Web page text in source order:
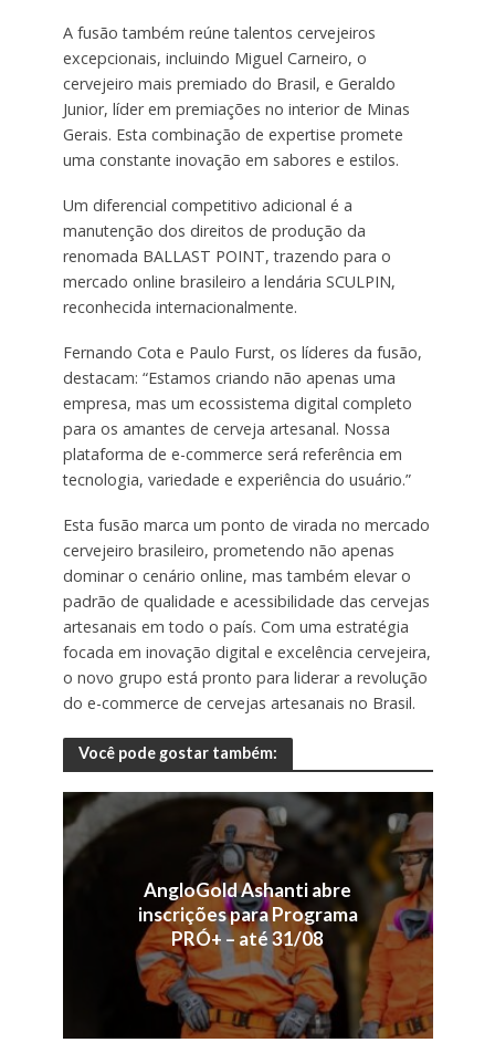
A fusão também reúne talentos cervejeiros
excepcionais, incluindo Miguel Carneiro, o
cervejeiro mais premiado do Brasil, e Geraldo
Junior, líder em premiações no interior de Minas
Gerais. Esta combinação de expertise promete
uma constante inovação em sabores e estilos.
Um diferencial competitivo adicional é a
manutenção dos direitos de produção da
renomada BALLAST POINT, trazendo para o
mercado online brasileiro a lendária SCULPIN,
reconhecida internacionalmente.
Fernando Cota e Paulo Furst, os líderes da fusão,
destacam: “Estamos criando não apenas uma
empresa, mas um ecossistema digital completo
para os amantes de cerveja artesanal. Nossa
plataforma de e-commerce será referência em
tecnologia, variedade e experiência do usuário.”
Esta fusão marca um ponto de virada no mercado
cervejeiro brasileiro, prometendo não apenas
dominar o cenário online, mas também elevar o
padrão de qualidade e acessibilidade das cervejas
artesanais em todo o país. Com uma estratégia
focada em inovação digital e excelência cervejeira,
o novo grupo está pronto para liderar a revolução
do e-commerce de cervejas artesanais no Brasil.
Você pode gostar também:
AngloGold Ashanti abre
inscrições para Programa
PRÓ+ – até 31/08